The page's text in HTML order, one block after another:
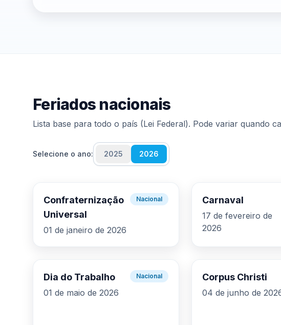
Feriados nacionais
Lista base para todo o país (Lei Federal). Pode variar quando
Selecione o ano: 2025 2026
Confraternização
Universal
01 de janeiro de 2026
Nacional Carnaval
17 de fevereiro de
2026
Dia do Trabalho
01 de maio de 2026
Nacional Corpus Christi
04 de junho de